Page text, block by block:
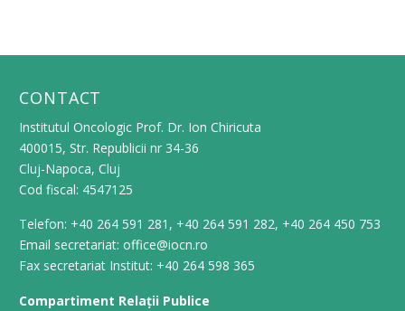
CONTACT
Institutul Oncologic Prof. Dr. Ion Chiricuta
400015, Str. Republicii nr 34-36
Cluj-Napoca, Cluj
Cod fiscal: 4547125
Telefon: +40 264 591 281, +40 264 591 282, +40 264 450 753
Email secretariat: office@iocn.ro
Fax secretariat Institut: +40 264 598 365
Compartiment Relații Publice